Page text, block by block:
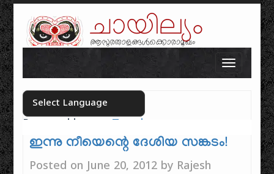
ചായില്യം
ആസുരതാളങ്ങൾക്കൊരാമുഖം
Skip to content
Toggle
Powered by Translate
ഇന്നു നീയെന്റെ ദേശിയ സങ്കടം!
Posted on June 20, 2012 by Rajesh